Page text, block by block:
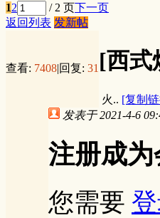
12 / 2 页下一页
返回列表 发新帖
查看: 7408|回复: 31 [西式
火.. [复制
发表于 2021-4-6
注册成
您需要